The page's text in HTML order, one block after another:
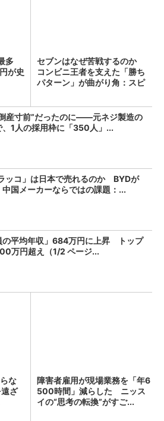
多
が史
セブンはなぜ苦戦するのか
コンビニ王者を支えた「勝ち
パターン」が曲がり角：スピ
産寸前”だったのに――元ネジ製造の
、1人の採用枠に「350人」...
ッコ」は日本で売れるのか BYDが
中国メーカーならではの課題：...
の平均年収」684万円に上昇 トップ
万円超え（1/2 ページ...
な
ざ
障害者雇用が現場業務を「年6
500時間」減らした ニッス
イの“思考の転換”がすご...